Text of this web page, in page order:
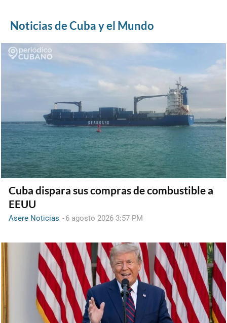
Noticias de Cuba y el Mundo
Cuba dispara sus compras de combustible a
EEUU
Asere Noticias -6 agosto 2026 3:57 PM